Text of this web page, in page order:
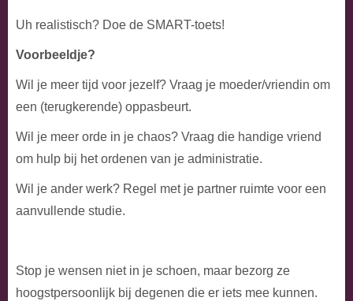
Uh realistisch? Doe de SMART-toets!
Voorbeeldje?
Wil je meer tijd voor jezelf? Vraag je moeder/vriendin om
een (terugkerende) oppasbeurt.
Wil je meer orde in je chaos? Vraag die handige vriend
om hulp bij het ordenen van je administratie.
Wil je ander werk? Regel met je partner ruimte voor een
aanvullende studie.
Stop je wensen niet in je schoen, maar bezorg ze
hoogstpersoonlijk bij degenen die er iets mee kunnen.